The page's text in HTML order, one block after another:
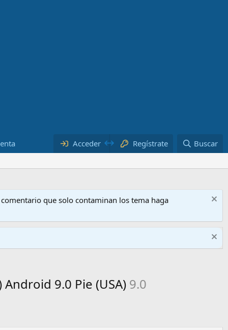
Acceder Regístrate Buscar
que solo contaminan los tema haga
9.0 Pie (USA) 9.0